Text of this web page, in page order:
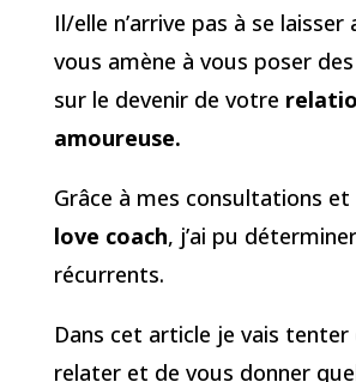
Il/elle n’arrive pas à se laisser
vous amène à vous poser
sur le devenir de votre
amoureuse.
Grâce à mes consultations
love coach, j’ai pu
récurrents.
Dans cet article je vais tenter
relater et de vous donner